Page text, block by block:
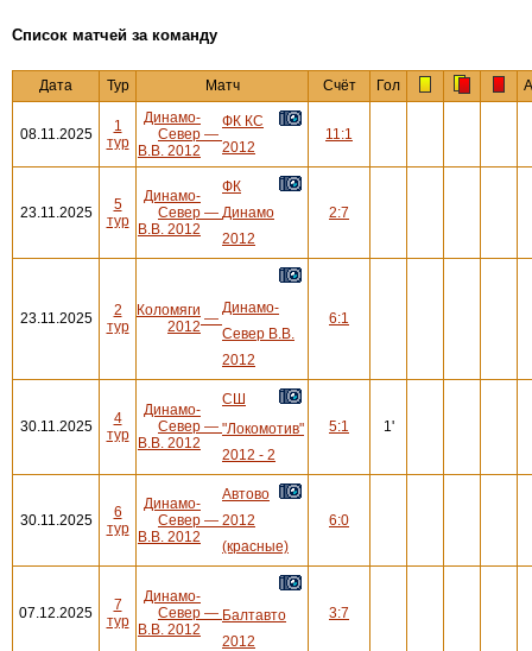
Cписок матчей за команду
Дата Тур Матч Счёт Гол
08.11.2025
1
тур
Динамо-
Север
В.В. 2012
—
ФК КС
2012
11:1
23.11.2025
5
тур
Динамо-
Север
В.В. 2012
—
ФК
Динамо
2012
2:7
23.11.2025
2
тур
Коломяги
2012 —
Динамо-
Север В.В.
2012
6:1
30.11.2025
4
тур
Динамо-
Север
В.В. 2012
—
СШ
"Локомотив"
2012 - 2
5:1 1'
30.11.2025
6
тур
Динамо-
Север
В.В. 2012
—
Автово
2012
(красные)
6:0
07.12.2025
7
тур
Динамо-
Север
В.В. 2012
— Балтавто
2012
3:7